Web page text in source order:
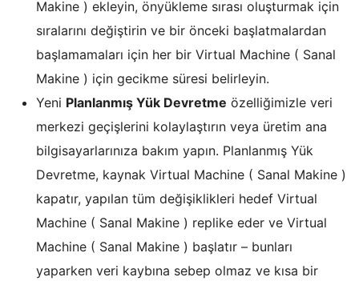
Makine ) ekleyin, önyükleme sırası oluşturmak için
sıralarını değiştirin ve bir önceki başlatmalardan
başlamamaları için her bir Virtual Machine ( Sanal
Makine ) için gecikme süresi belirleyin.
Yeni Planlanmış Yük Devretme özelliğimizle veri
merkezi geçişlerini kolaylaştırın veya üretim ana
bilgisayarlarınıza bakım yapın. Planlanmış Yük
Devretme, kaynak Virtual Machine ( Sanal Makine )
kapatır, yapılan tüm değişiklikleri hedef Virtual
Machine ( Sanal Makine ) replike eder ve Virtual
Machine ( Sanal Makine ) başlatır – bunları
yaparken veri kaybına sebep olmaz ve kısa bir